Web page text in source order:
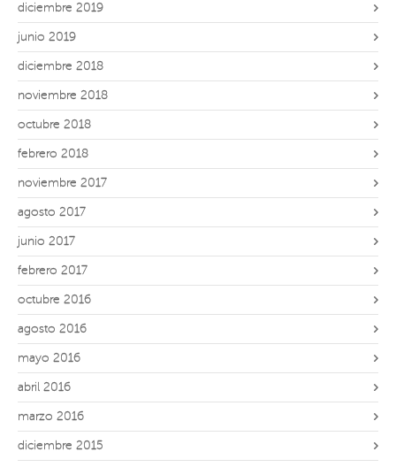
diciembre 2019
junio 2019
diciembre 2018
noviembre 2018
octubre 2018
febrero 2018
noviembre 2017
agosto 2017
junio 2017
febrero 2017
octubre 2016
agosto 2016
mayo 2016
abril 2016
marzo 2016
diciembre 2015